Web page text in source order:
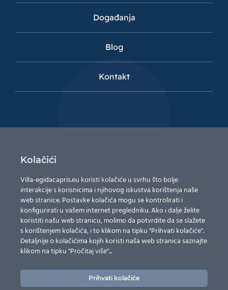
Događanja
Blog
Kontakt
Luksuzni apartmani s pogledom, vrhunskom opremom
i vlastitim teniskim terenima.
Zaštita osobnih podataka
Izjava o korištenju kolačića
Kolačići
Villa-egidacapris.eu koristi kolačiće u svrhu što bolje
interakcije s korisnicima i njihovog iskustva korištenja naše
web stranice. Postavke kolačića mogu se kontrolirati i
konfigurirati u vašem internet pregledniku. Ako i dalje želite
koristiti našu web stranicu, molimo da potvrdite da se slažete
s korištenjem kolačića, i to klikom na tipku "Prihvati kolačiće".
Detaljnije o kolačićima kojih koristi naša web stranica saznajte
klikom na tipku "Pročitaj više"...
Prihvati kolačiće